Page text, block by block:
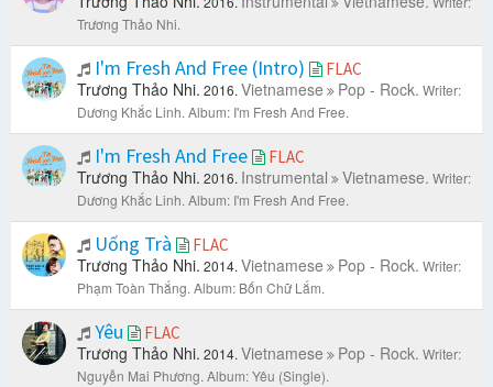
Trương Thảo Nhi.
I'm Fresh And Free (Intro) FLAC
Trương Thảo Nhi. 2016. Vietnamese Pop - Rock. Writer:
Dương Khắc Linh. Album: I'm Fresh And Free.
I'm Fresh And Free FLAC
Trương Thảo Nhi. 2016. Instrumental Vietnamese. Writer:
Dương Khắc Linh. Album: I'm Fresh And Free.
Uống Trà FLAC
Trương Thảo Nhi. 2014. Vietnamese Pop - Rock. Writer:
Phạm Toàn Thắng. Album: Bốn Chữ Lắm.
Yêu FLAC
Trương Thảo Nhi. 2014. Vietnamese Pop - Rock. Writer:
Nguyễn Mai Phương. Album: Yêu (Single).